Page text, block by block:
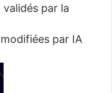
par la
par IA